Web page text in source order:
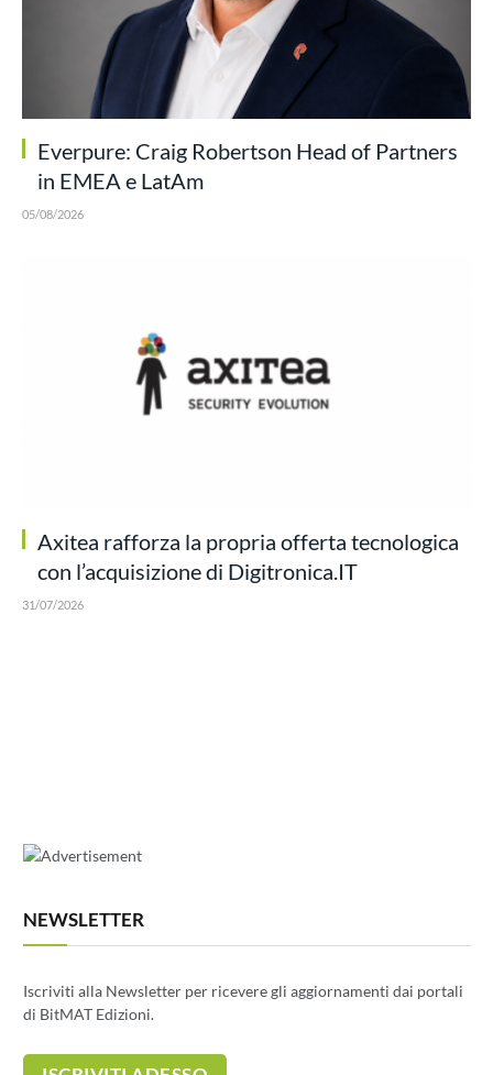
Everpure: Craig Robertson Head of Partners
in EMEA e LatAm
05/08/2026
Axitea rafforza la propria offerta tecnologica
con l’acquisizione di Digitronica.IT
31/07/2026
NEWSLETTER
Iscriviti alla Newsletter per ricevere gli aggiornamenti dai portali
di BitMAT Edizioni.